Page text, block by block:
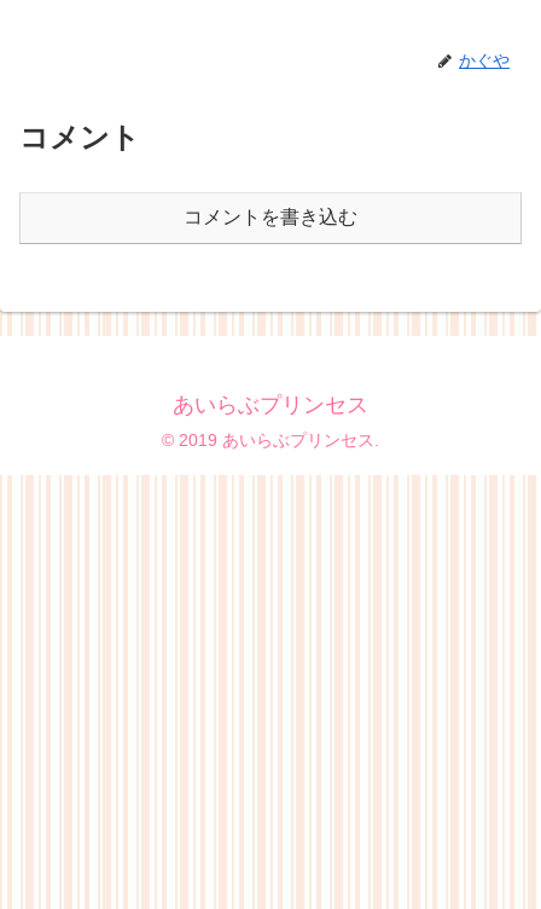
かぐや
コメント
コメントを書き込む
あいらぶプリンセス
© 2019 あいらぶプリンセス.